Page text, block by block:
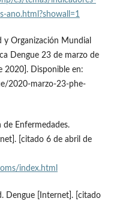
ano.html?showall=1
y Organización Mundial
Dengue 23 de marzo de
2020]. Disponible en:
2020-marzo-23-phe-
Enfermedades.
[citado 6 de abril de
index.html
Dengue [Internet]. [citado